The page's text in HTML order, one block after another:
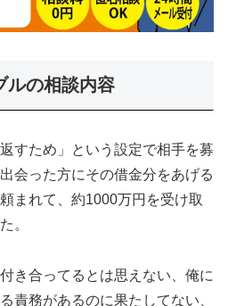
ルの相談内容
すため」という設定で相手を募
会った方にその借金分をあげる
まれて、約1000万円を受け取
。
き合ってるとは思えない、俺に
責務があるのに果たしてない、